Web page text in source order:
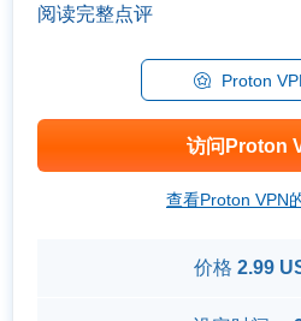
其過去業務的突破性嗎？ 有鑑於
實做到了。從基礎功能到獨家功
阅读完整点评
Proton
访问Proton
查看Proton VPN
价格 2.99